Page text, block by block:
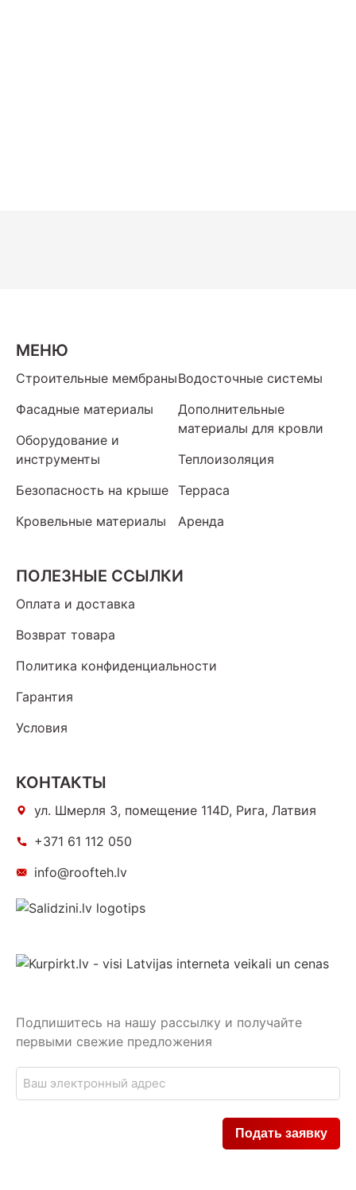
МЕНЮ
Строительные мембраны
Фасадные материалы
Оборудование и
инструменты
Безопасность на крыше
Кровельные материалы
Водосточные системы
Дополнительные
материалы для кровли
Теплоизоляция
Терраса
Аренда
ПОЛЕЗНЫЕ ССЫЛКИ
Оплата и доставка
Возврат товара
Политика конфиденциальности
Гарантия
Условия
КОНТАКТЫ
ул. Шмерля 3, помещение 114D, Рига, Латвия
+371 61 112 050
info@roofteh.lv
Подпишитесь на нашу рассылку и получайте
первыми свежие предложения